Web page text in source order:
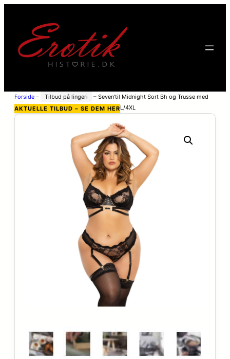
Forside – Tilbud på lingeri – Seven’til Midnight Sort Bh og Trusse med
Strømpestropper Plus Size – Black – 3XL/4XL
AKTUELLE TILBUD – SE DEM HER